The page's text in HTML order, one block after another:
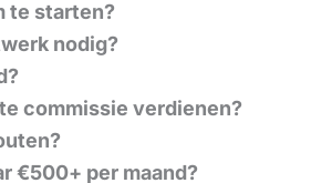
te starten?
nodig?
commissie verdienen?
€500+ per maand?